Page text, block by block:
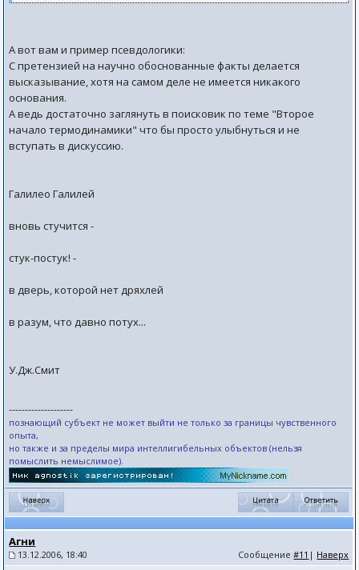
А вот вам и пример псевдологики:
С претензией на научно обоснованные факты делается
высказывание, хотя на самом деле не имеется никакого
основания.
А ведь достаточно заглянуть в поисковик по теме "Второе
начало термодинамики" что бы просто улыбнуться и не
вступать в дискуссию.
Галилео Галилей
вновь стучится -
стук-постук! -
в дверь, которой нет дряхлей
в разум, что давно потух...
У.Дж.Смит
--------------------
познающий субъект не может выйти не только за границы чувственного
опыта,
но также и за пределы мира интеллигибельных объектов (нельзя
помыслить немыслимое).
Агни
13.12.2006, 18:40 Сообщение#11 | Наверх